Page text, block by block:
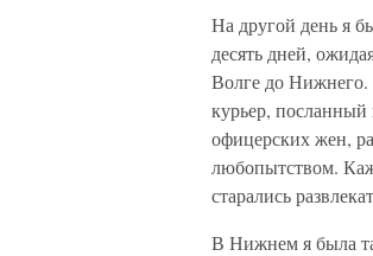
На другой день я
десять дней,
Волге до Нижнего.
курьер,
офицерских жен,
любопытством.
старались
В Нижнем я была